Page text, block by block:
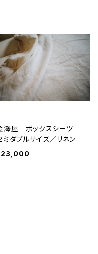
澤屋｜ボックスシーツ｜
ミダブルサイズ／リネン